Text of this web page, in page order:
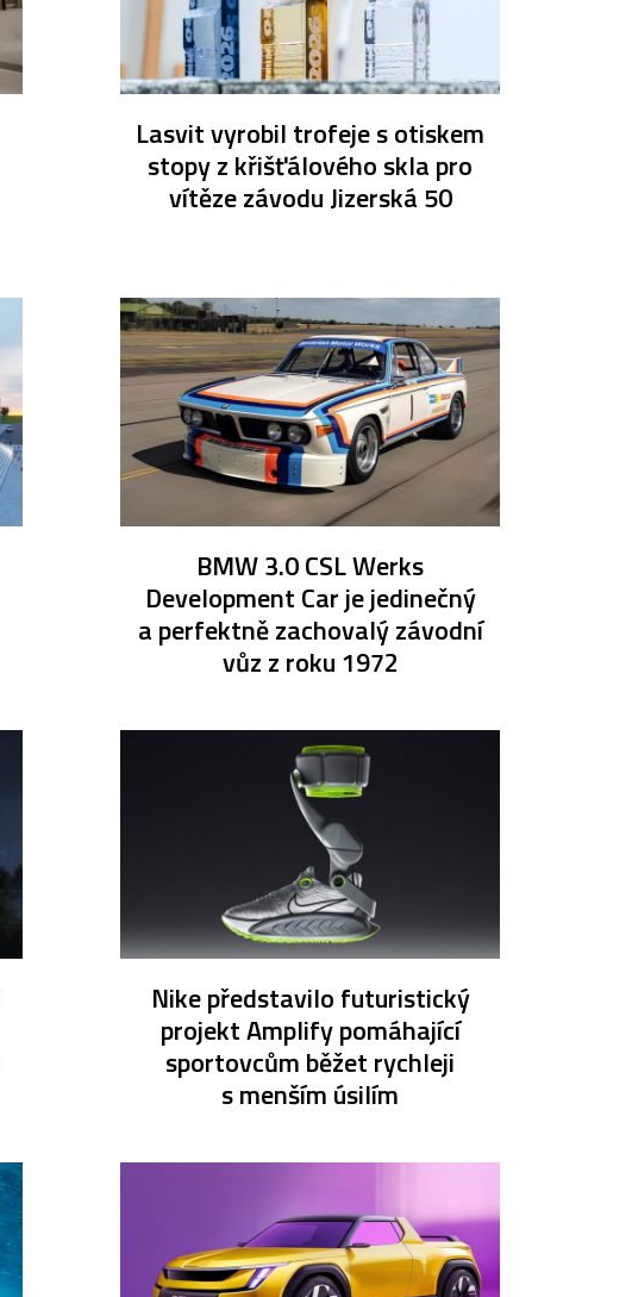
Lasvit vyrobil trofeje s otiskem
stopy z křišťálového skla pro
vítěze závodu Jizerská 50
BMW 3.0 CSL Werks
Development Car je jedinečný
a perfektně zachovalý závodní
vůz z roku 1972
Nike představilo futuristický
projekt Amplify pomáhající
sportovcům běžet rychleji
s menším úsilím